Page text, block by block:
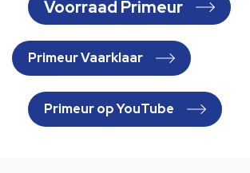
Voorraad Primeur
Primeur Vaarklaar
Primeur op YouTube